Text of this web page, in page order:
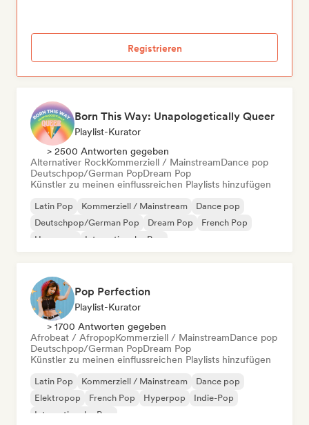
Registrieren
Born This Way: Unapologetically Queer
Playlist-Kurator
> 2500 Antworten gegeben
Alternativer RockKommerziell / MainstreamDance pop
Deutschpop/German PopDream Pop
Künstler zu meinen einflussreichen Playlists hinzufügen
Latin Pop Kommerziell / Mainstream
Dance pop
Deutschpop/German Pop
Dream Pop
French Pop
Hyperpop
Internationaler Pop
Pop Perfection
Playlist-Kurator
> 1700 Antworten gegeben
Afrobeat / AfropopKommerziell / MainstreamDance pop
Deutschpop/German PopDream Pop
Künstler zu meinen einflussreichen Playlists hinzufügen
Latin Pop Kommerziell / Mainstream
Dance pop
Elektropop
French Pop Hyperpop
Indie-Pop
Internationaler Pop